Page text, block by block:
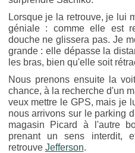
Lorsque je la retrouve, je lui
géniale : comme elle est
douche ne glissera pas. Je
grande : elle dépasse la
les bras, bien qu'elle soit
Nous prenons ensuite la
chance, à la recherche d'un
veux mettre le GPS, mais je
nous arrivons sur le parking
magasin Picard à l'autre
prenant un sens interdit,
retrouve Jefferson.